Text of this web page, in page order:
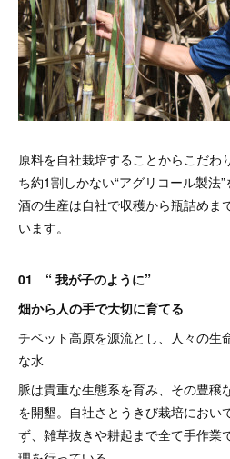
原料を自社栽培することからこだわ
ち約1割しかない“アグリコール製法
酒の生産は自社で収穫から瓶詰めま
います。
01 “ 我が子のように”
畑から人の手で大切に育てる
チベット高原を源流とし、人々の生
な水
脈は貴重な生態系を育み、その豊穣
を開墾。自社さとうきび栽培におい
ず、雑草抜きや耕起まで全て手作業